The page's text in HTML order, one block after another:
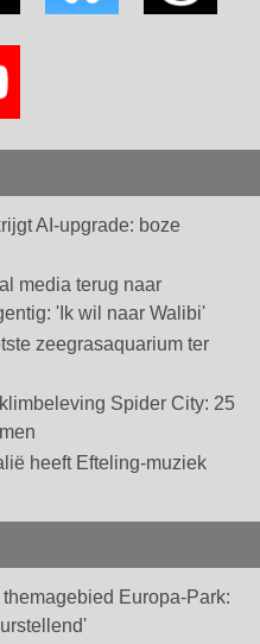
AI-upgrade: boze
media terug naar
'Ik wil naar Walibi'
zeegrasaquarium ter
Spider City: 25
heeft Efteling-muziek
Europa-Park: